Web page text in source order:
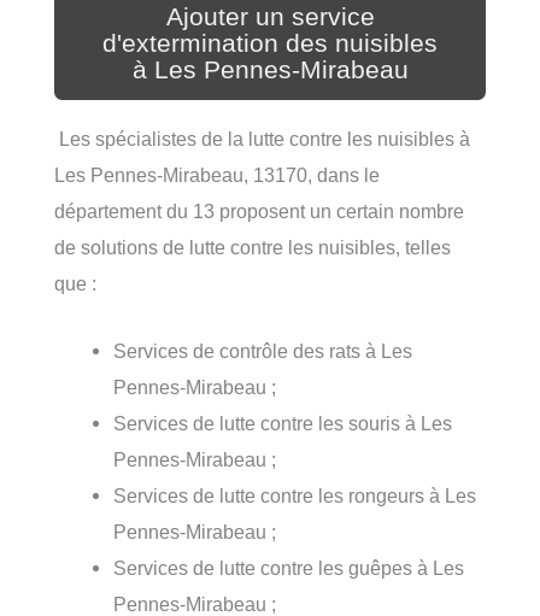
Ajouter un service
d'extermination des nuisibles
à Les Pennes-Mirabeau
Les spécialistes de la lutte contre les nuisibles à
Les Pennes-Mirabeau, 13170, dans le
département du 13 proposent un certain nombre
de solutions de lutte contre les nuisibles, telles
que :
Services de contrôle des rats à Les
Pennes-Mirabeau ;
Services de lutte contre les souris à Les
Pennes-Mirabeau ;
Services de lutte contre les rongeurs à Les
Pennes-Mirabeau ;
Services de lutte contre les guêpes à Les
Pennes-Mirabeau ;